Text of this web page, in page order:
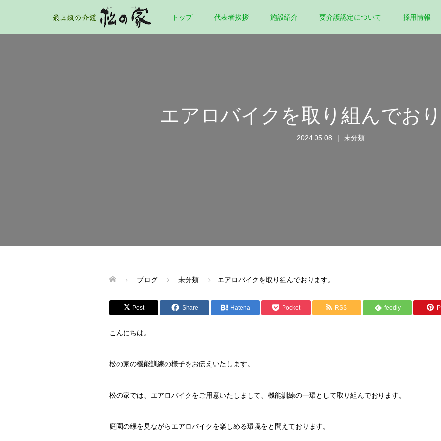
トップ 代表者挨拶 施設紹介 要介護認定について 採用情報
エアロバイクを取り組んでお
2024.05.08 未分類
ブログ 未分類 エアロバイクを取り組んでおります。
Post Share Hatena Pocket RSS feedly
こんにちは。
松の家の機能訓練の様子をお伝えいたします。
松の家では、エアロバイクをご用意いたしまして、機能訓練の一環として取り組んでおります。
庭園の緑を見ながらエアロバイクを楽しめる環境をと問えております。